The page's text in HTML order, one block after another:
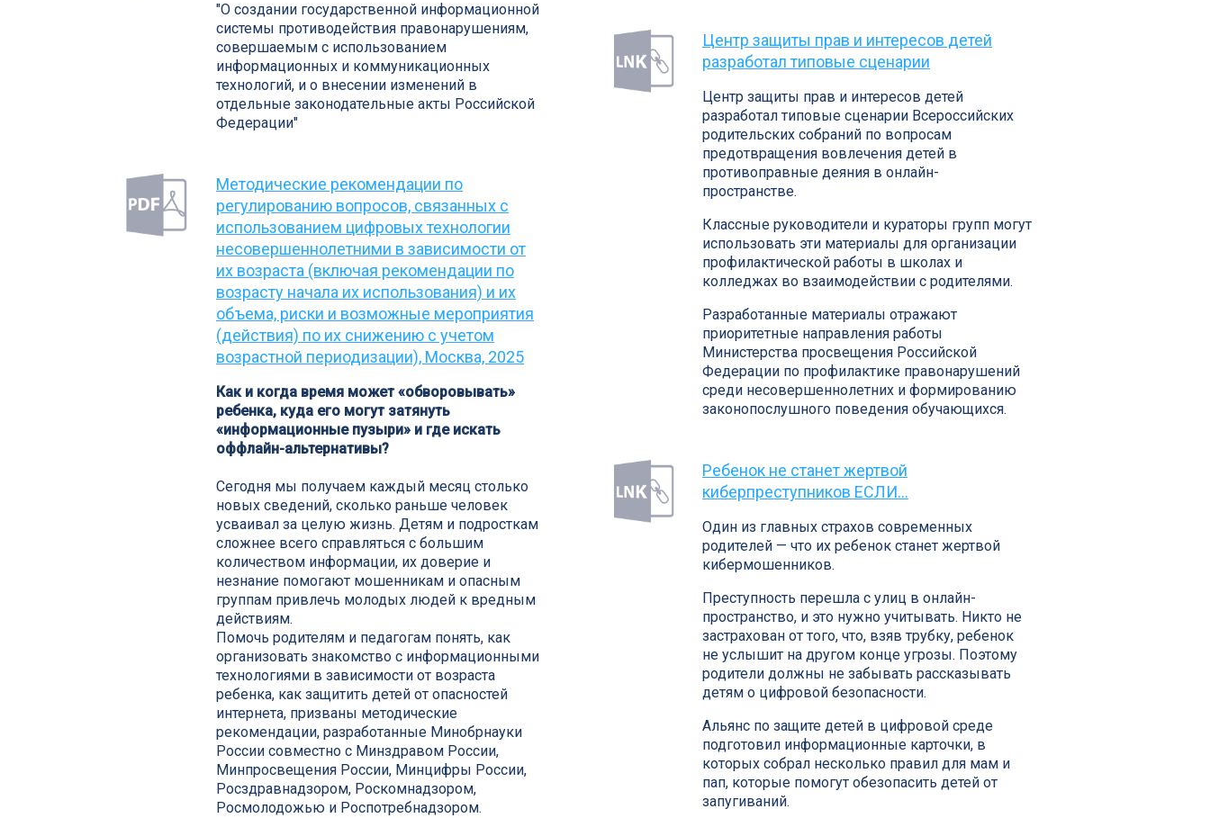
"О создании государственной информационной
системы противодействия правонарушениям,
совершаемым с использованием
информационных и коммуникационных
технологий, и о внесении изменений в
отдельные законодательные акты Российской
Федерации"
Методические рекомендации по
регулированию вопросов, связанных с
использованием цифровых технологии
несовершеннолетними в зависимости от
их возраста (включая рекомендации по
возрасту начала их использования) и их
объема, риски и возможные мероприятия
(действия) по их снижению с учетом
возрастной периодизации), Москва, 2025
Как и когда время может «обворовывать»
ребенка, куда его могут затянуть
«информационные пузыри» и где искать
оффлайн-альтернативы?
Сегодня мы получаем каждый месяц столько
новых сведений, сколько раньше человек
усваивал за целую жизнь. Детям и подросткам
сложнее всего справляться с большим
количеством информации, их доверие и
незнание помогают мошенникам и опасным
группам привлечь молодых людей к вредным
действиям.
Помочь родителям и педагогам понять, как
организовать знакомство с информационными
технологиями в зависимости от возраста
ребенка, как защитить детей от опасностей
интернета, призваны методические
рекомендации, разработанные Минобрнауки
России совместно с Минздравом России,
Минпросвещения России, Минцифры России,
Росздравнадзором, Роскомнадзором,
Росмолодожью и Роспотребнадзором.
Центр защиты прав и интересов детей
разработал типовые сценарии
Центр защиты прав и интересов детей
разработал типовые сценарии Всероссийских
родительских собраний по вопросам
предотвращения вовлечения детей в
противоправные деяния в онлайн-
пространстве.
Классные руководители и кураторы групп могут
использовать эти материалы для организации
профилактической работы в школах и
колледжах во взаимодействии с родителями.
Разработанные материалы отражают
приоритетные направления работы
Министерства просвещения Российской
Федерации по профилактике правонарушений
среди несовершеннолетних и формированию
законопослушного поведения обучающихся.
Ребенок не станет жертвой
киберпреступников ЕСЛИ...
Один из главных страхов современных
родителей — что их ребенок станет жертвой
кибермошенников.
Преступность перешла с улиц в онлайн-
пространство, и это нужно учитывать. Никто не
застрахован от того, что, взяв трубку, ребенок
не услышит на другом конце угрозы. Поэтому
родители должны не забывать рассказывать
детям о цифровой безопасности.
Альянс по защите детей в цифровой среде
подготовил информационные карточки, в
которых собрал несколько правил для мам и
пап, которые помогут обезопасить детей от
запугиваний.